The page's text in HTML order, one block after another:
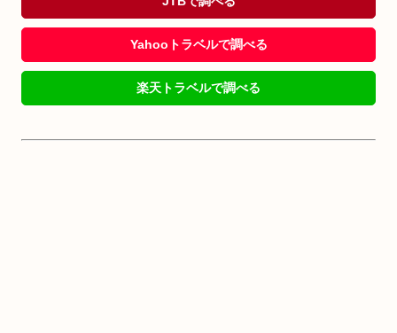
Yahooトラベルで調べる
楽天トラベルで調べる